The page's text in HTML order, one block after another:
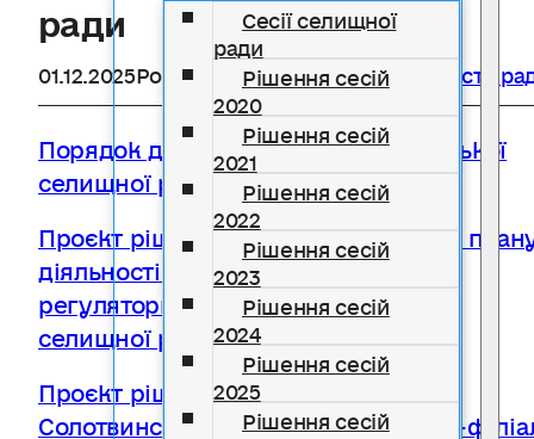
Сесії селищної
ради
Рішення сесій
2020
Рішення сесій
2021
Рішення сесій
2022
Рішення сесій
2023
Рішення сесій
2024
Рішення сесій
2025
Рішення сесій
ради
01.12.2025Розділ Проєкти рішень,Діяльність
Порядок денний 47 сесії Солотвинської
селищної ради
Проєкт рішення Про затвердження
діяльності з підготовки проектів
регуляторних актів Солотвинської
селищної ради на 2026 рік
Проєкт рішення Про закриття
Солотвинської селищної бібліотеки-